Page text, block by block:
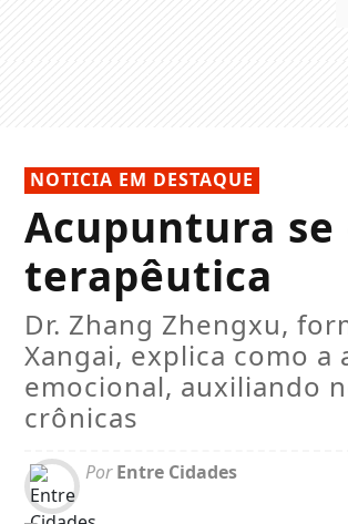
NOTICIA EM DESTAQUE
Acupuntura
terapêutica
Dr. Zhang Zhengxu,
Xangai, explica como
emocional, auxiliando
crônicas
PorEntre Cidades